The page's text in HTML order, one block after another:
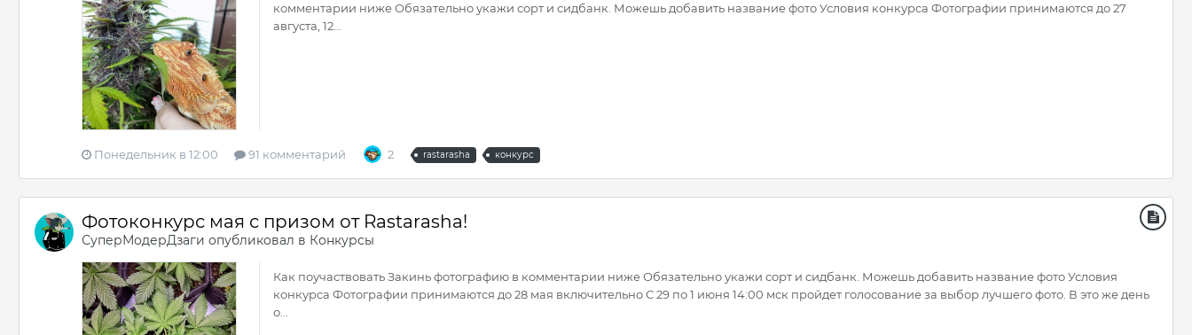
комментарии ниже Обязательно укажи сорт и сидбанк. Можешь добавить название фото Условия конкурса Фотографии принимаются до 27
августа, 12...
Понедельник в 12:00 91 комментарий 2 rastarasha конкурс
Фотоконкурс мая с призом от Rastarasha!
СуперМодерДзаги опубликовал в Конкурсы
Как поучаствовать Закинь фотографию в комментарии ниже Обязательно укажи сорт и сидбанк. Можешь добавить название фото Условия
конкурса Фотографии принимаются до 28 мая включительно С 29 по 1 июня 14:00 мск пройдет голосование за выбор лучшего фото. В это же день
о...